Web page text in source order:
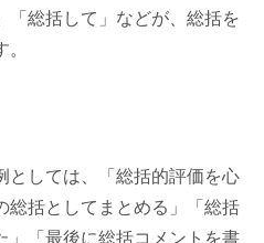
「総括して」などが、総括を
としては、「総括的評価を心
総括としてまとめる」「総括
」「最後に総括コメントを書